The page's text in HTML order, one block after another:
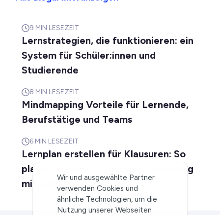
9 MIN LESEZEIT
Lernstrategien, die funktionieren: ein
System für Schüler:innen und
Studierende
8 MIN LESEZEIT
Mindmapping Vorteile für Lernende,
Berufstätige und Teams
6 MIN LESEZEIT
Lernplan erstellen für Klausuren: So
planen Sie Ihre Prüfungsvorbereitung
mit einer Mindmap
Wir und ausgewählte Partner
verwenden Cookies und
ähnliche Technologien, um die
Nutzung unserer Webseiten